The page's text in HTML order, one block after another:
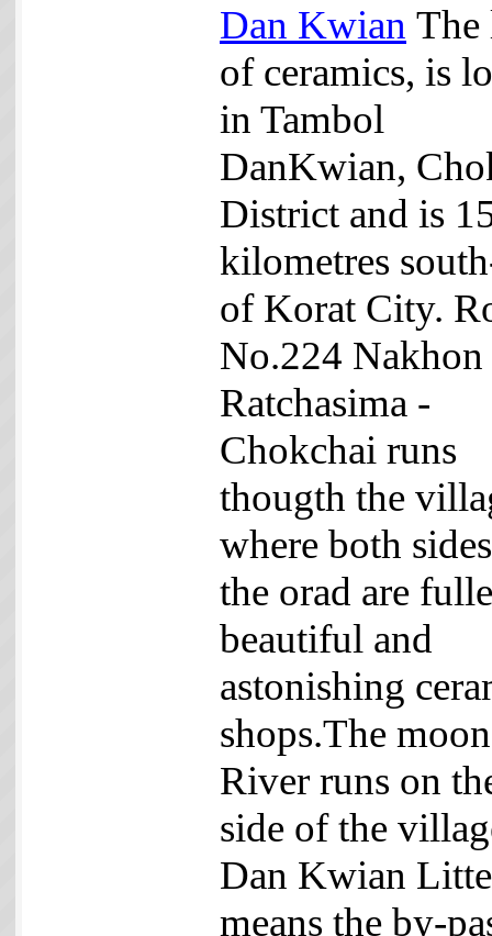
Dan Kwian The
of ceramics, is
in Tambol
DanKwian,
District and is
kilometres
of Korat City.
No.224 Nakhon
Ratchasima -
Chokchai runs
thougth the
where both
the orad are
beautiful and
astonishing
shops.The moon
River runs on
side of the
Dan Kwian
means the by-